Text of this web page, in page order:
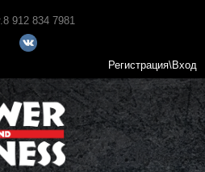
912 834 7981
Регистрация\Вход